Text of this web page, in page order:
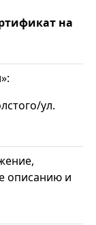
на
ул.
описанию и